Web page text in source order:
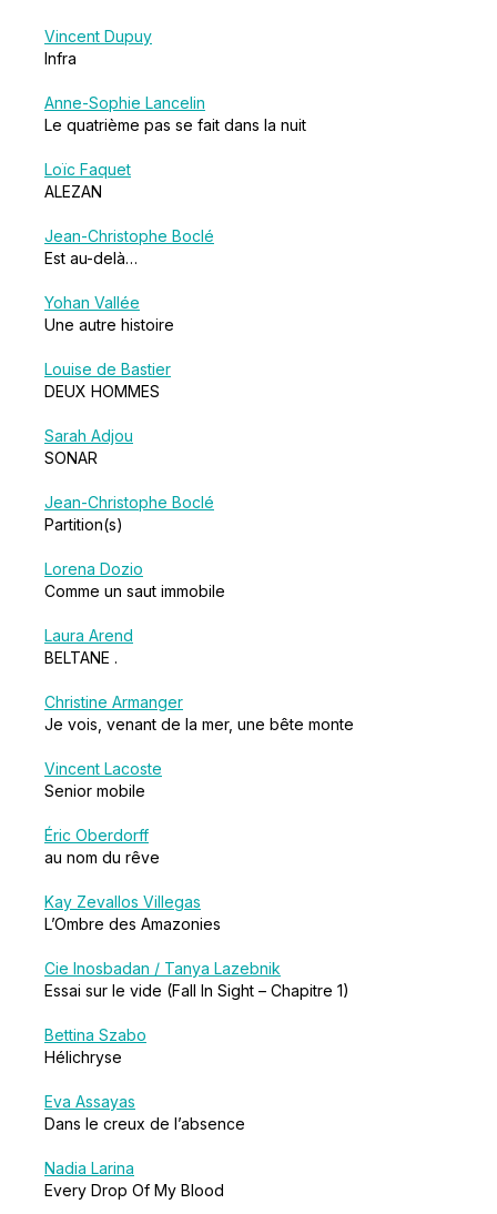
Vincent Dupuy
Infra
Anne-Sophie Lancelin
Le quatrième pas se fait dans la nuit
Loïc Faquet
ALEZAN
Jean-Christophe Boclé
Est au-delà…
Yohan Vallée
Une autre histoire
Louise de Bastier
DEUX HOMMES
Sarah Adjou
SONAR
Jean-Christophe Boclé
Partition(s)
Lorena Dozio
Comme un saut immobile
Laura Arend
BELTANE .
Christine Armanger
Je vois, venant de la mer, une bête monte
Vincent Lacoste
Senior mobile
Éric Oberdorff
au nom du rêve
Kay Zevallos Villegas
L’Ombre des Amazonies
Cie Inosbadan / Tanya Lazebnik
Essai sur le vide (Fall In Sight – Chapitre 1)
Bettina Szabo
Hélichryse
Eva Assayas
Dans le creux de l’absence
Nadia Larina
Every Drop Of My Blood